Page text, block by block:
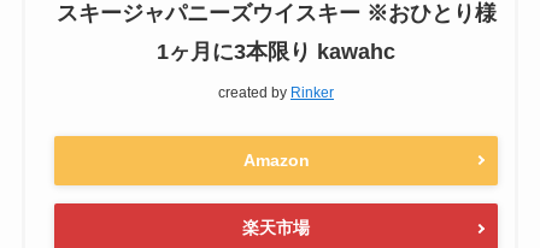
スキージャパニーズウイスキー ※おひとり様
1ヶ月に3本限り kawahc
created by Rinker
Amazon
楽天市場